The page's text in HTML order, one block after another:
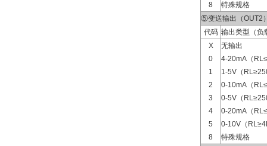
8
特殊规格
⑤变送输出（OUT2
代码 输出类型（负
X
0
1
2
3
4
5
8
无输出
4-20mA（
1-5V（
0-10mA（
0-5V（
0-20mA（
0-10V（
特殊规格